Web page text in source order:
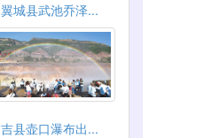
翼城县武池乔泽...
吉县壶口瀑布出...